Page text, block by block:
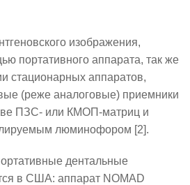
изображения,
портативного аппарата, так же
стационарных аппаратов,
(реже аналоговые) приемники
ПЗС- или КМОП-матриц и
люминофором [2].
дентальные
в США: аппарат NOMAD